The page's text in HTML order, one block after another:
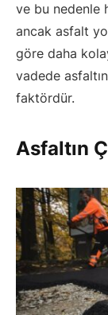
ve bu nedenle
ancak asfalt
göre daha
vadede
faktördür.
Asfaltın